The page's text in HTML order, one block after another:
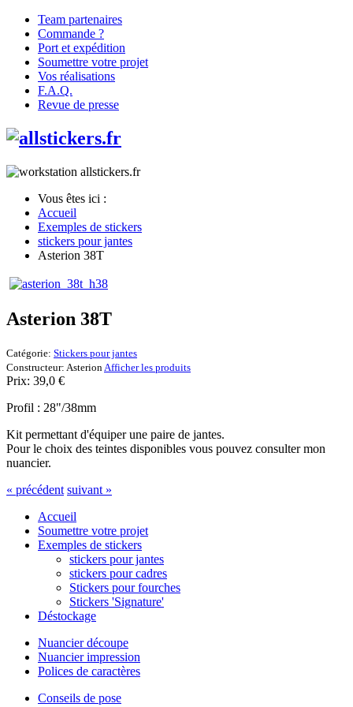
Team partenaires
Commande ?
Port et expédition
Soumettre votre projet
Vos réalisations
F.A.Q.
Revue de presse
Vous êtes ici :
Accueil
Exemples de stickers
stickers pour jantes
Asterion 38T
Asterion 38T
Catégorie: Stickers pour jantes
Constructeur: Asterion Afficher les produits
Prix: 39,0 €
Profil : 28"/38mm
Kit permettant d'équiper une paire de jantes.
Pour le choix des teintes disponibles vous pouvez consulter mon
nuancier.
« précédent suivant »
Accueil
Soumettre votre projet
Exemples de stickers
stickers pour jantes
stickers pour cadres
Stickers pour fourches
Stickers 'Signature'
Déstockage
Nuancier découpe
Nuancier impression
Polices de caractères
Conseils de pose